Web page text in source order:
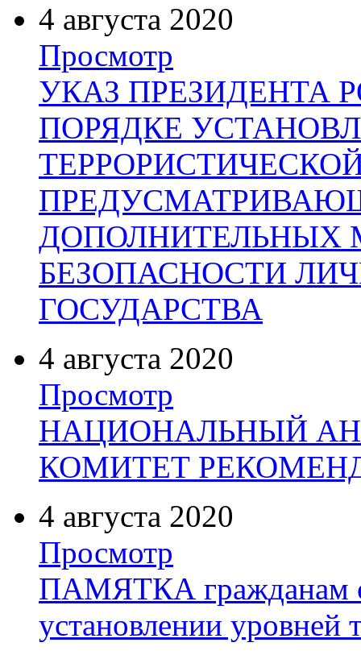
4 августа 2020
Просмотр
УКАЗ ПРЕЗИДЕНТА
ПОРЯДКЕ
ДОПОЛНИТЕЛЬНЫХ
БЕЗОПАСНОСТИ
ГОСУДАРСТВА
4 августа 2020
Просмотр
НАЦИОНАЛЬНЫЙ
КОМИТЕТ
4 августа 2020
Просмотр
ПАМЯТКА гражданам
установлении уровней